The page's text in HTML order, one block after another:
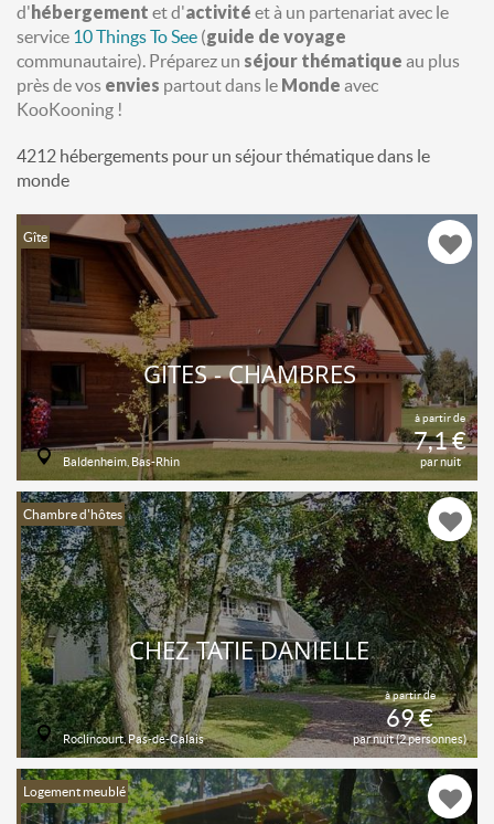
d'hébergement et d'activité et à un partenariat avec le
service 10 Things To See (guide de voyage
communautaire). Préparez un séjour thématique au plus
près de vos envies partout dans le Monde avec
KooKooning !
4212 hébergements pour un séjour thématique dans le
monde
Gîte
à partir de
7,1 €
par nuit
GÎTES - CHAMBRES
Baldenheim, Bas-Rhin
Chambre d'hôtes
à partir de
69 €
par nuit (2 personnes)
CHEZ TATIE DANIELLE
Roclincourt, Pas-de-Calais
Logement meublé